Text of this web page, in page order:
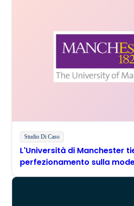
Studio Di Caso
L'Università di Manchester
perfezionamento sulla
digitale con Boomi